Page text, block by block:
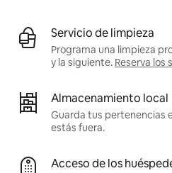
Servicio de limpieza
Programa una limpieza
y la siguiente. Reserva los
Almacenamiento local
Guarda tus pertenencias
estás fuera.
Acceso de los